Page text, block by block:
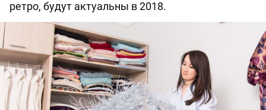
ретро, будут актуальны в 2018.